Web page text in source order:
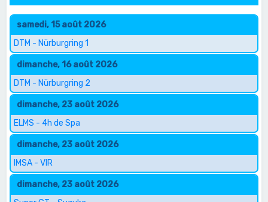
samedi, 15 août 2026
DTM - Nürburgring 1
dimanche, 16 août 2026
DTM - Nürburgring 2
dimanche, 23 août 2026
ELMS - 4h de Spa
dimanche, 23 août 2026
IMSA - VIR
dimanche, 23 août 2026